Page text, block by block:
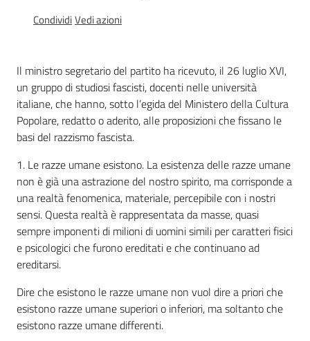
Assemblea
Assemblea
Attività
Argomenti
Per i media
CondividiVedi azioni
Il ministro segretario del partito ha ricevuto, il 26 luglio XVI,
un gruppo di studiosi fascisti, docenti nelle università
italiane, che hanno, sotto l’egida del Ministero della Cultura
Popolare, redatto o aderito, alle proposizioni che fissano le
basi del razzismo fascista.
1. Le razze umane esistono. La esistenza delle razze umane
non è già una astrazione del nostro spirito, ma corrisponde a
una realtà fenomenica, materiale, percepibile con i nostri
sensi. Questa realtà è rappresentata da masse, quasi
sempre imponenti di milioni di uomini simili per caratteri fisici
e psicologici che furono ereditati e che continuano ad
ereditarsi.
Dire che esistono le razze umane non vuol dire a priori che
esistono razze umane superiori o inferiori, ma soltanto che
esistono razze umane differenti.